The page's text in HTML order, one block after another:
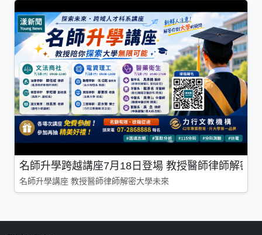
名師升學跨越講座7月18日登場 教授醫師律師解密
名師升學講座 教授醫師律師解密大學未來